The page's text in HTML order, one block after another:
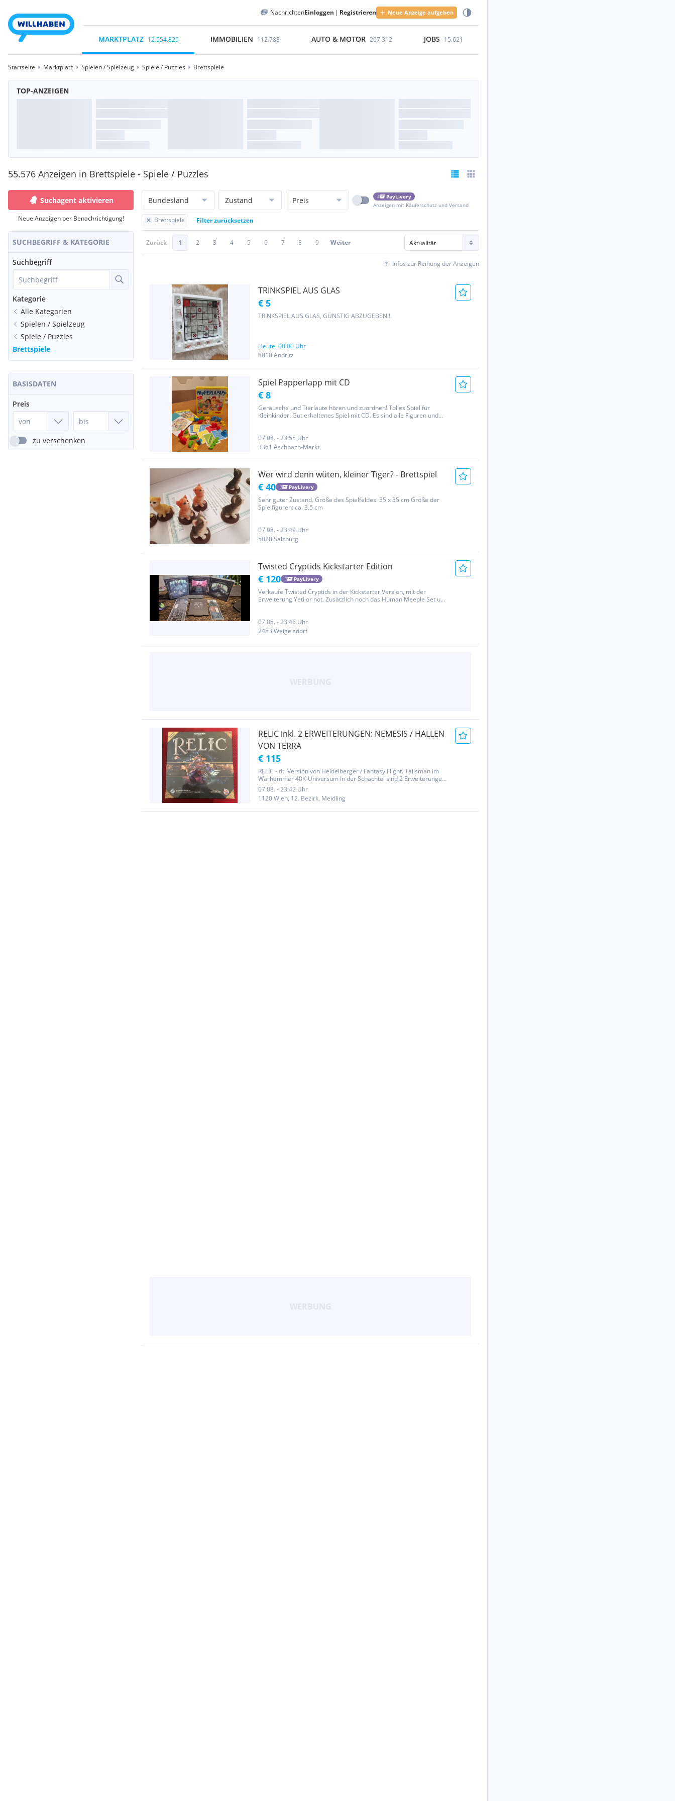
NachrichtenEinloggen | Registrieren Neue Anzeige aufgeben
MARKTPLATZ 12.554.825 IMMOBILIEN 112.788 AUTO & MOTOR 207.312 JOBS 15.621
Startseite Marktplatz Spielen / Spielzeug Spiele / Puzzles Brettspiele
TOP-ANZEIGEN
55.576 Anzeigen in Brettspiele - Spiele / Puzzles
Suchagent aktivieren
Neue Anzeigen per Benachrichtigung!
SUCHBEGRIFF & KATEGORIE
Suchbegriff
Kategorie
Alle Kategorien
Spielen / Spielzeug
Spiele / Puzzles
Brettspiele
BASISDATEN
Preis
zu verschenken
Bundesland Zustand Preis
PayLivery
Anzeigen mit Käuferschutz und Versand
Brettspiele Filter zurücksetzen
Zurück 1 2 3 4 5 6 7 8 9 Weiter
Infos zur Reihung der Anzeigen
TRINKSPIEL AUS GLAS
€ 5
TRINKSPIEL AUS GLAS, GÜNSTIG ABZUGEBEN!!!
Heute, 00:00 Uhr
8010 Andritz
Spiel Papperlapp mit CD
€ 8
Geräusche und Tierlaute hören und zuordnen! Tolles Spiel für
Kleinkinder! Gut erhaltenes Spiel mit CD. Es sind alle Figuren und
07.08. - 23:55 Uhr
3361 Aschbach-Markt
Wer wird denn wüten, kleiner Tiger? - Brettspiel
€ 40 PayLivery
Sehr guter Zustand. Größe des Spielfeldes: 35 x 35 cm Größe der
Spielfiguren: ca. 3,5 cm
07.08. - 23:49 Uhr
5020 Salzburg
Twisted Cryptids Kickstarter Edition
€ 120 PayLivery
Verkaufe Twisted Cryptids in der Kickstarter Version, mit der
Erweiterung Yeti or not. Zusätzlich noch das Human Meeple Set und
07.08. - 23:46 Uhr
2483 Weigelsdorf
RELIC inkl. 2 ERWEITERUNGEN: NEMESIS / HALLEN
VON TERRA
€ 115
RELIC - dt. Version von Heidelberger / Fantasy Flight. Talisman im
Warhammer 40K-Universum In der Schachtel sind 2 Erweiterungen
erhalten: • Nenesis • Hallen von Terra !! Extrem selten !! — keine
Gewährleistung, keine Rücknahme
07.08. - 23:42 Uhr
1120 Wien, 12. Bezirk, Meidling